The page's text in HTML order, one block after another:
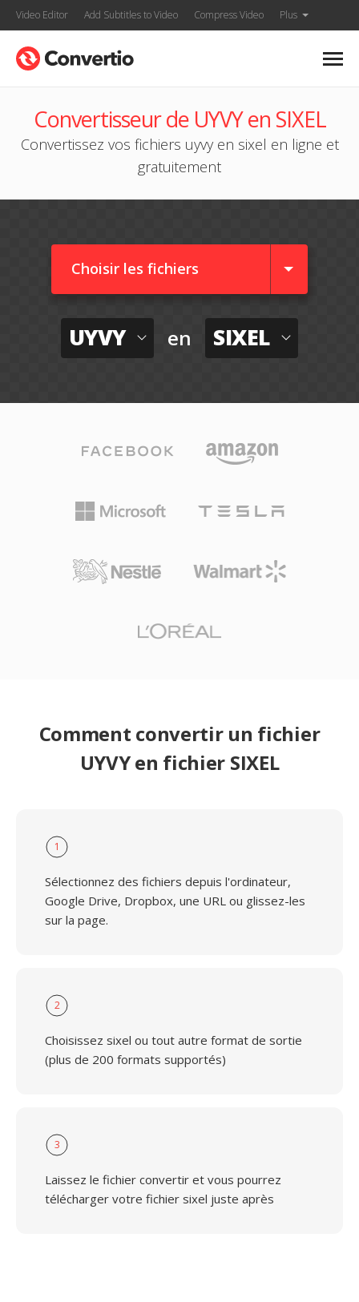
Video Editor Add Subtitles to Video Compress Video Plus
Convertisseur de UYVY en SIXEL
Convertissez vos fichiers uyvy en sixel en ligne et
gratuitement
Choisir les fichiers
UYVY en SIXEL
Comment convertir un fichier
UYVY en fichier SIXEL
1
Sélectionnez des fichiers depuis l'ordinateur,
Google Drive, Dropbox, une URL ou glissez-les
sur la page.
2
Choisissez sixel ou tout autre format de sortie
(plus de 200 formats supportés)
3
Laissez le fichier convertir et vous pourrez
télécharger votre fichier sixel juste après